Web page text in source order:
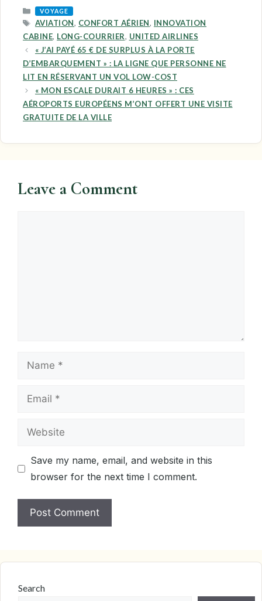
CATEGORIES
VOYAGE
TAGS
AVIATION, CONFORT AÉRIEN, INNOVATION
CABINE, LONG-COURRIER, UNITED AIRLINES
« J’AI PAYÉ 65 € DE SURPLUS À LA PORTE
D’EMBARQUEMENT » : LA LIGNE QUE PERSONNE NE
LIT EN RÉSERVANT UN VOL LOW-COST
« MON ESCALE DURAIT 6 HEURES » : CES
AÉROPORTS EUROPÉENS M’ONT OFFERT UNE VISITE
GRATUITE DE LA VILLE
Leave a Comment
Name
Email
Website
Save my name, email, and website in this
browser for the next time I comment.
Search